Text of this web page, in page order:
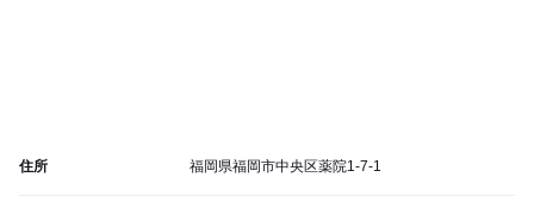
住所 福岡県福岡市中央区薬院1-7-1